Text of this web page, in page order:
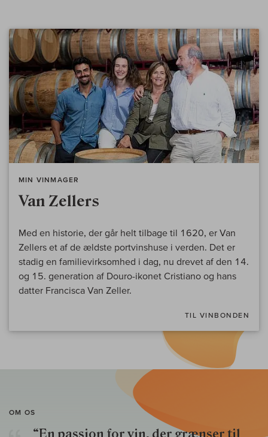
MIN VINMAGER
Van Zellers
Med en historie, der går helt tilbage til 1620, er Van
Zellers et af de ældste portvinshuse i verden. Det er
stadig en familievirksomhed i dag, nu drevet af den 14.
og 15. generation af Douro-ikonet Cristiano og hans
datter Francisca Van Zeller.
TIL VINBONDEN
OM OS
“En passion for vin, der grænser til